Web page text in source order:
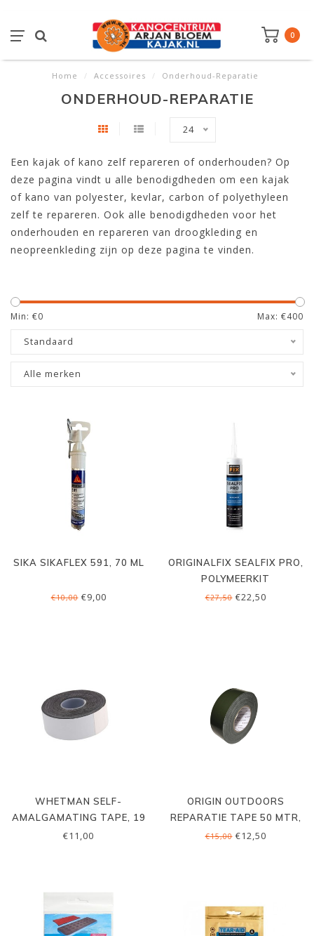
0
Home / Accessoires / Onderhoud-Reparatie
ONDERHOUD-REPARATIE
24
Een kajak of kano zelf repareren of onderhouden? Op
deze pagina vindt u alle benodigdheden om een kajak
of kano van polyester, kevlar, carbon of polyethyleen
zelf te repareren. Ook alle benodigdheden voor het
onderhouden en repareren van droogkleding en
neopreenkleding zijn op deze pagina te vinden.
Min: €0 Max: €400
Standaard
Alle merken
SIKA SIKAFLEX 591, 70 ML
€10,00€9,00
ORIGINALFIX SEALFIX PRO,
POLYMEERKIT
€27,50€22,50
WHETMAN SELF-
AMALGAMATING TAPE, 19
MM
€11,00
ORIGIN OUTDOORS
REPARATIE TAPE 50 MTR,
50 MM
€15,00€12,50